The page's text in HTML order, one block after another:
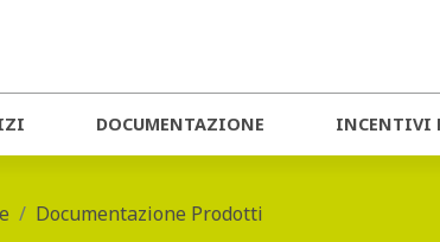
DOCUMENTAZIONE INCENTIVI
Documentazione Prodotti